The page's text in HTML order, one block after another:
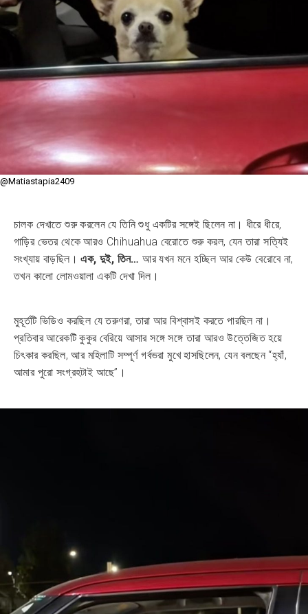
@Matiastapia2409
চালক দেখাতে শুরু করলেন যে তিনি শুধু একটির সঙ্গেই ছিলেন না। ধীরে ধীরে,
গাড়ির ভেতর থেকে আরও Chihuahua বেরোতে শুরু করল, যেন তারা সত্যিই
সংখ্যায় বাড়ছিল।এক, দুই, তিন…আর যখন মনে হচ্ছিল আর কেউ বেরোবে না,
তখন কালো লোমওয়ালা একটি দেখা দিল।
মুহূর্তটি ভিডিও করছিল যে তরুণরা, তারা আর বিশ্বাসই করতে পারছিল না।
প্রতিবার আরেকটি কুকুর বেরিয়ে আসার সঙ্গে সঙ্গে তারা আরও উত্তেজিত হয়ে
চিৎকার করছিল, আর মহিলাটি সম্পূর্ণ গর্বভরা মুখে হাসছিলেন, যেন বলছেন “হ্যাঁ,
আমার পুরো সংগ্রহটাই আছে”।